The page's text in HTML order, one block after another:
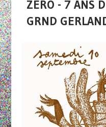
ZERO - 7 ANS
GRND